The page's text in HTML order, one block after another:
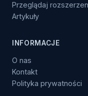
Przeglądaj
Artykuły
INFORMACJE
O nas
Kontakt
Polityka prywatności